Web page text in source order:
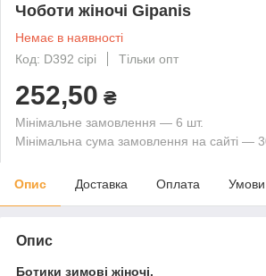
Чоботи жіночі Gipanis
Немає в наявності
Код: D392 сірі
Тільки опт
252,50 ₴
Мінімальне замовлення — 6 шт.
Мінімальна сума замовлення на сайті —
Опис Доставка Оплата
Опис
Ботики зимові жіночі.